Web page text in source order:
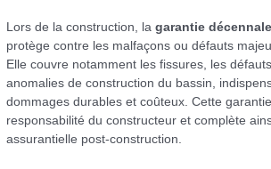
Lors de la construction, lagarantie décennale
protège contre les malfaçons ou défauts
Elle couvre notamment les fissures, les
anomalies de construction du bassin,
dommages durables et coûteux. Cette
responsabilité du constructeur et complète
assurantielle post-construction.